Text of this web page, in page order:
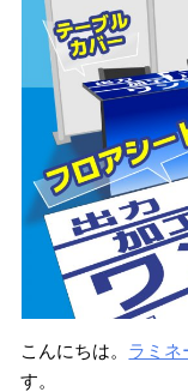
こんにちは。 ラミネ
す。